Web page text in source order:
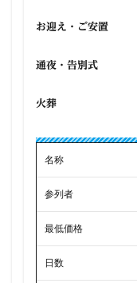
お迎え・ご安置
通夜・告別式
火葬
名称
参列者
最低価格
日数